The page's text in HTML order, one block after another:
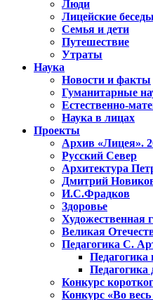
Люди
Лицейские беседы
Семья и дети
Путешествие
Утраты
Наука
Новости и факты
Гуманитарные
Естественно-
Наука в лицах
Проекты
Архив «Лицея».
Русский Север
Архитектура
Дмитрий
И.С.Фрадков
Здоровье
Художественная
Великая
Педагогика С.
Педагогика
Конкурс
Конкурс «Во весь